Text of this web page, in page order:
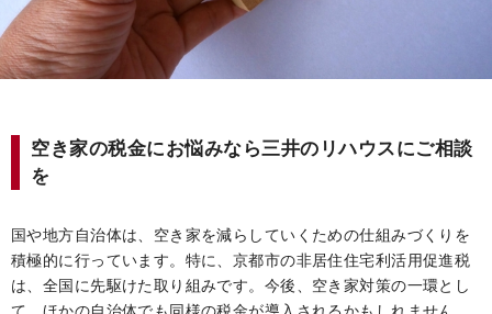
空き家の税金にお悩みなら三井のリハウスにご相談
を
国や地方自治体は、空き家を減らしていくための仕組みづくりを
積極的に行っています。特に、京都市の非居住住宅利活用促進税
は、全国に先駆けた取り組みです。今後、空き家対策の一環とし
て、ほかの自治体でも同様の税金が導入されるかもしれません。